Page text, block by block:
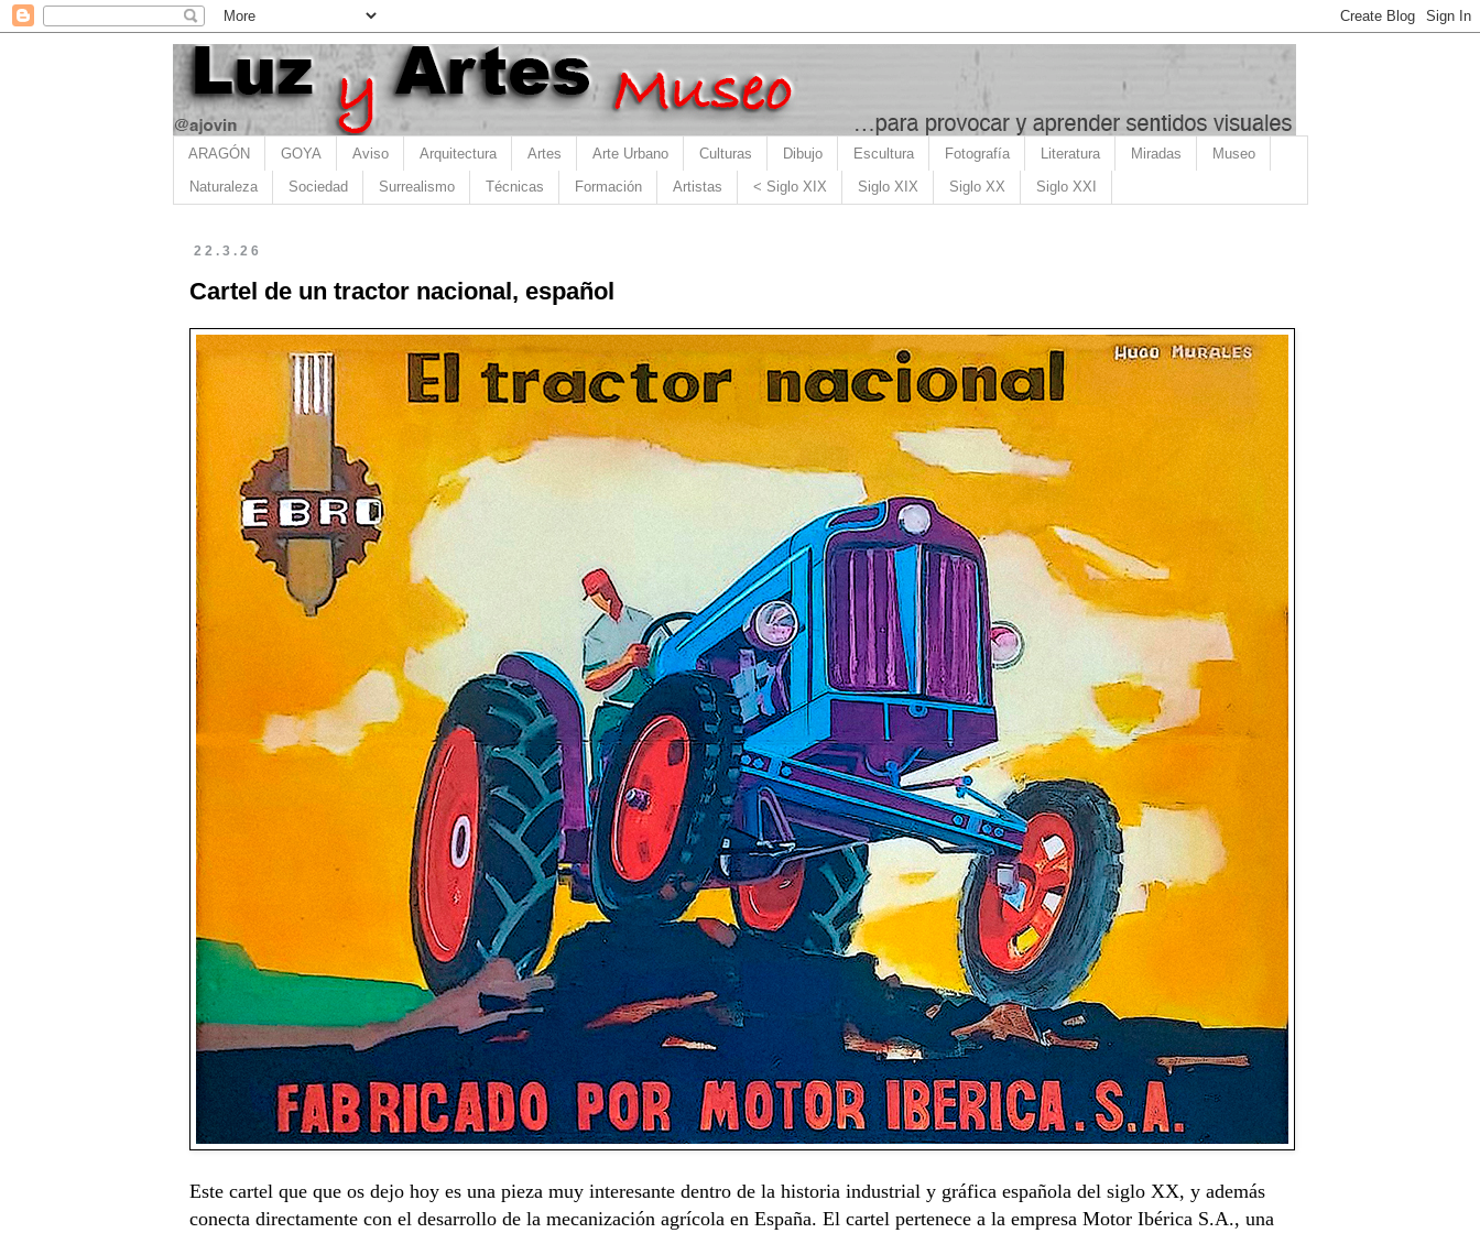
ARAGÓN GOYA Aviso Arquitectura Artes Arte Urbano Culturas Dibujo Escultura Fotografía Literatura Miradas Museo
Naturaleza Sociedad Surrealismo Técnicas Formación Artistas < Siglo XIX Siglo XIX Siglo XX Siglo XXI
22.3.26
Cartel de un tractor nacional, español
Este cartel que que os dejo hoy es una pieza muy interesante dentro de la historia industrial y gráfica española del siglo XX, y además
conecta directamente con el desarrollo de la mecanización agrícola en España. El cartel pertenece a la empresa Motor Ibérica S.A., una